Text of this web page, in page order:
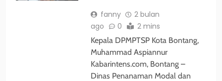
fanny
2 bulan
ago
0 2 mins
Kepala DPMPTSP Kota Bontang,
Muhammad Aspiannur
Kabarintens.com, Bontang –
Dinas Penanaman Modal dan